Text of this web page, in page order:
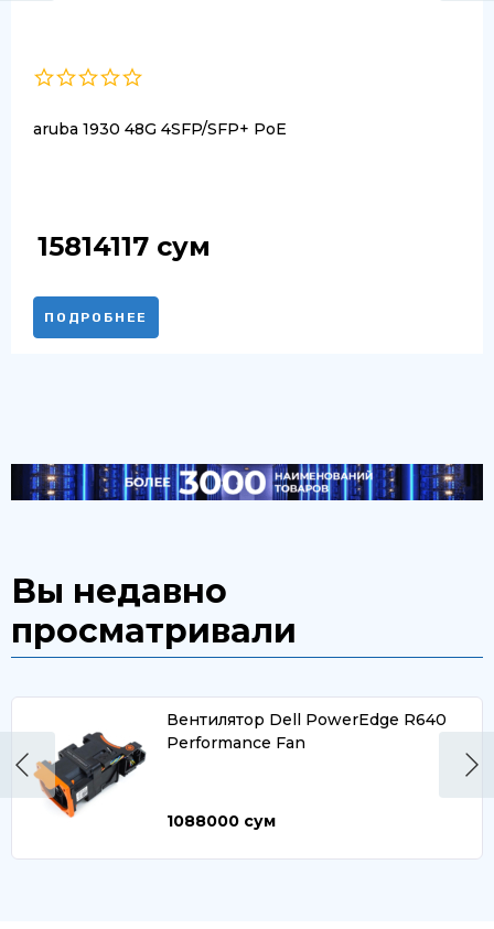
aruba 1930 48G 4SFP/SFP+ PoE
15814117 сум
ПОДРОБНЕЕ
Вы недавно
просматривали
Вентилятор Dell PowerEdge R640
Performance Fan
1088000 сум